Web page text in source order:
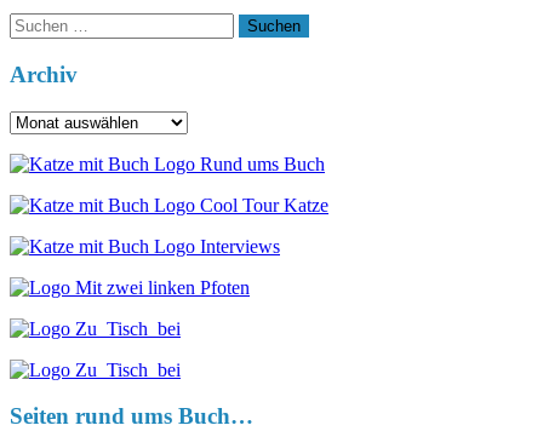
Suchen
nach:
Archiv
Archiv
Seiten rund ums Buch…